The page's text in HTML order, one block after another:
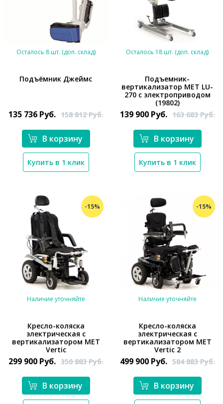
*}
Осталось 8 шт. (доп. склад)
Подъёмник Джеймс
135 736 Руб. 158 812Руб.
В корзину
Купить в 1 клик
*}
Осталось 18 шт. (доп. склад)
Подъемник-
вертикализатор MET LU-
270 с электроприводом
(19802)
139 900 Руб. 163 683Руб.
В корзину
Купить в 1 клик
-15%
*}
Наличие уточняйте
Кресло-коляска
электрическая с
вертикализатором MET
Vertic
299 900 Руб. 350 883Руб.
В корзину
-15%
*}
Наличие уточняйте
Кресло-коляска
электрическая с
вертикализатором MET
Vertic 2
499 900 Руб. 584 883Руб.
В корзину